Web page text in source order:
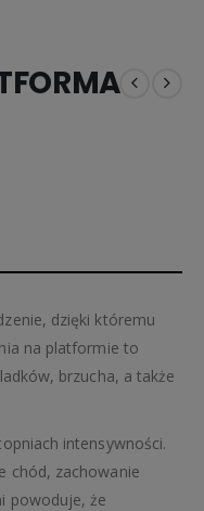
dzięki któremu
na platformie to
brzucha, a także
intensywności.
chód, zachowanie
powoduje, że